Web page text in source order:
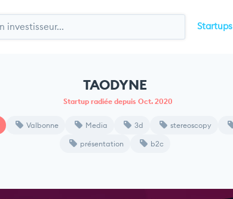
Startups
TAODYNE
Startup radiée depuis Oct. 2020
Valbonne Media 3d stereoscopy
présentation b2c